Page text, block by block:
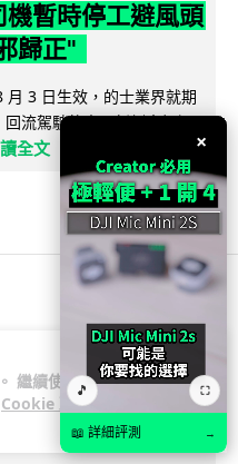
繼續使用
Cookie 政
暫時停工避風頭
歸正"
3 日生效，的士業界就期
流駕駛的士。新例大幅提
全文
型 業界質疑安
×
🎵 ⛶
📖 詳細評測 →